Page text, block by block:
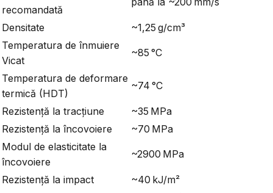
recomandată
Densitate
~1,25 g/cm³
Temperatura de înmuiere
Vicat
~85 °C
Temperatura de deformare
termică (HDT)
~74 °C
Rezistență la tracțiune
~35 MPa
Rezistență la încovoiere
~70 MPa
Modul de elasticitate la
încovoiere
~2900 MPa
Rezistență la impact
~40 kJ/m²